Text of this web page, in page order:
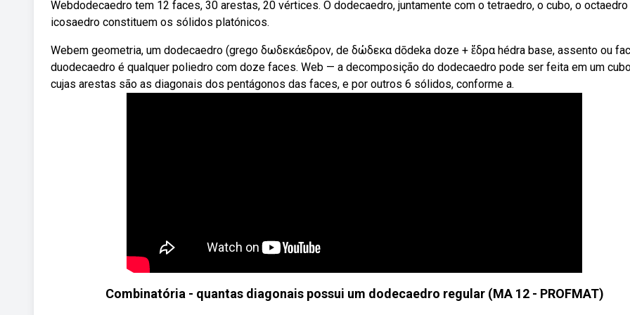
Webdodecaedro tem 12 faces, 30 arestas, 20 vértices. O dodecaedro, juntamente com o tetraedro, o cubo, o
icosaedro constituem os sólidos platónicos.
Webem geometria, um dodecaedro (grego δωδεκάεδρον, de δώδεκα dōdeka doze + ἕδρα hédra base, assento ou
duodecaedro é qualquer poliedro com doze faces. Web — a decomposição do dodecaedro pode ser feita em um
cujas arestas são as diagonais dos pentágonos das faces, e por outros 6 sólidos, conforme a.
Combinatória - quantas diagonais possui um dodecaedro regular (MA 12 - PROFMAT)